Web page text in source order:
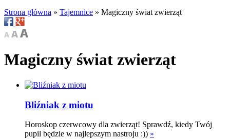
Strona główna » Tajemnice » Magiczny świat zwierząt
Magiczny świat zwierząt
Bliźniak z miotu
Horoskop czerwcowy dla zwierząt! Sprawdź, kiedy Twój
pupil będzie w najlepszym nastroju :)) »